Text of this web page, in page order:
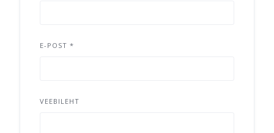
E-POST *
VEEBILEHT